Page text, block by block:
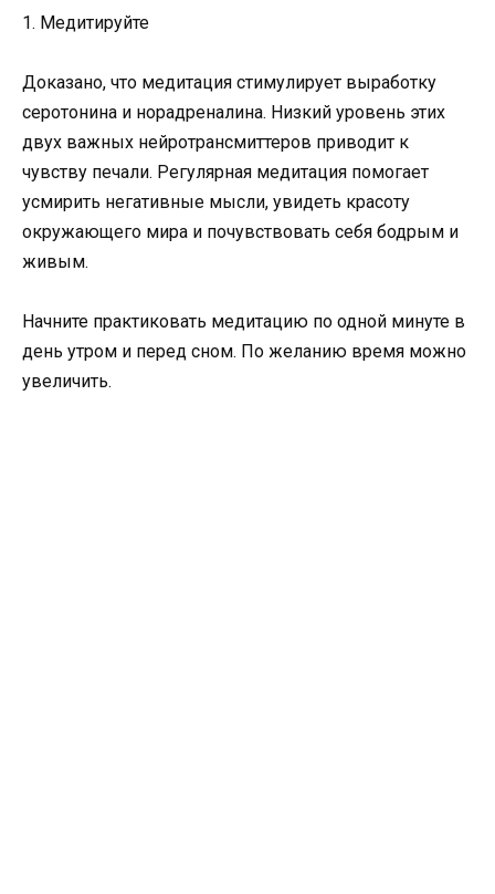
1. Медитируйте
Доказано, что медитация стимулирует выработку
серотонина и норадреналина. Низкий уровень этих
двух важных нейротрансмиттеров приводит к
чувству печали. Регулярная медитация помогает
усмирить негативные мысли, увидеть красоту
окружающего мира и почувствовать себя бодрым и
живым.
Начните практиковать медитацию по одной минуте в
день утром и перед сном. По желанию время можно
увеличить.